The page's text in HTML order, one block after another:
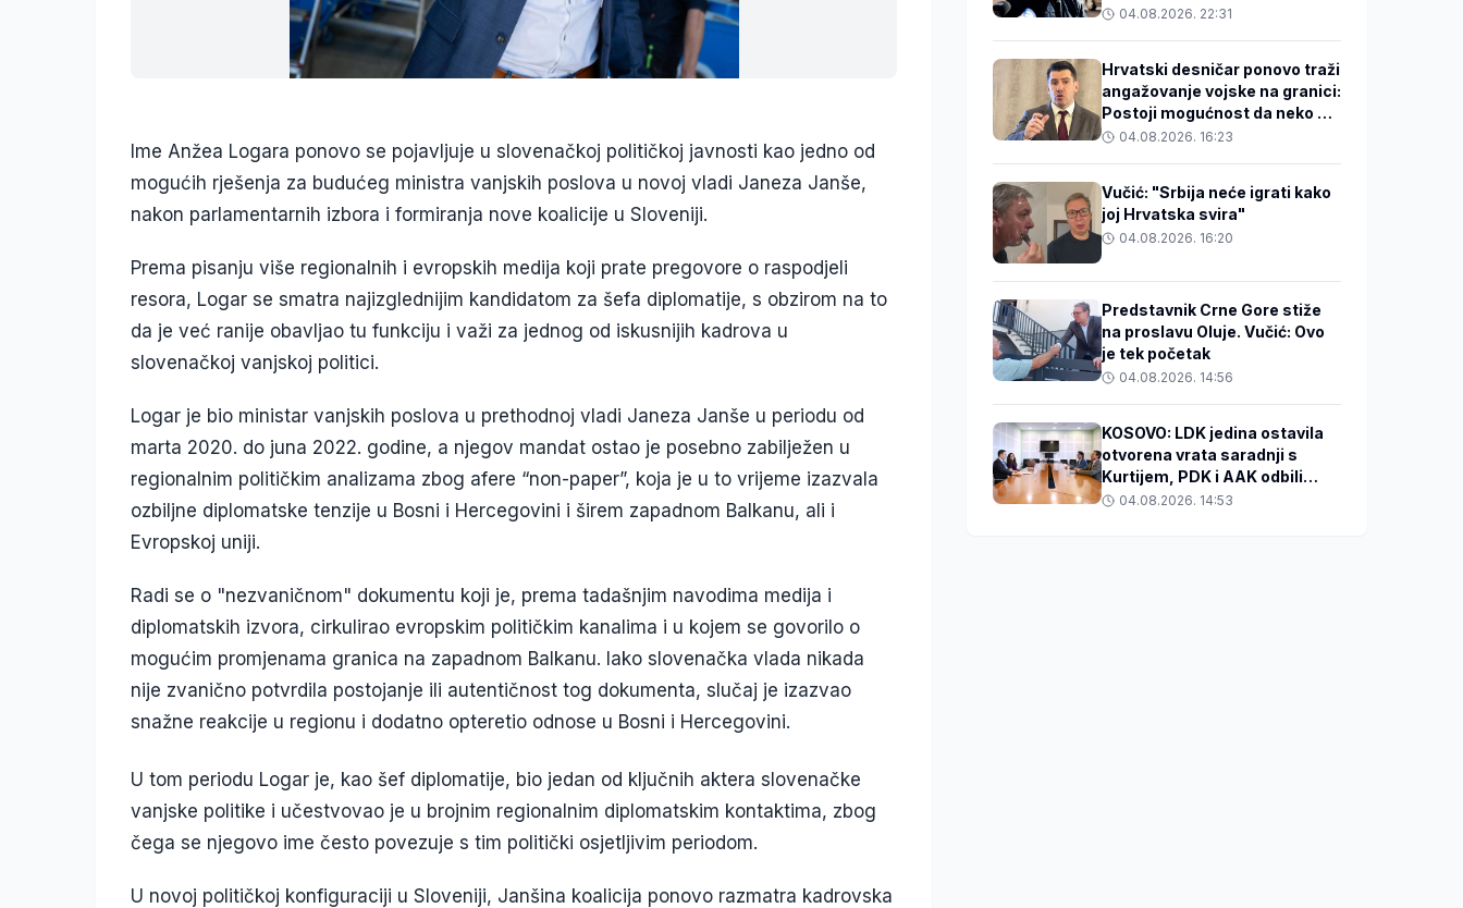
Ime Anžea Logara ponovo se pojavljuje u slovenačkoj političkoj javnosti kao jedno od
mogućih rješenja za budućeg ministra vanjskih poslova u novoj vladi Janeza Janše,
nakon parlamentarnih izbora i formiranja nove koalicije u Sloveniji.
Prema pisanju više regionalnih i evropskih medija koji prate pregovore o raspodjeli
resora, Logar se smatra najizglednijim kandidatom za šefa diplomatije, s obzirom na to
da je već ranije obavljao tu funkciju i važi za jednog od iskusnijih kadrova u
slovenačkoj vanjskoj politici.
Logar je bio ministar vanjskih poslova u prethodnoj vladi Janeza Janše u periodu od
marta 2020. do juna 2022. godine, a njegov mandat ostao je posebno zabilježen u
regionalnim političkim analizama zbog afere “non-paper”, koja je u to vrijeme izazvala
ozbiljne diplomatske tenzije u Bosni i Hercegovini i širem zapadnom Balkanu, ali i
Evropskoj uniji.
Radi se o "nezvaničnom" dokumentu koji je, prema tadašnjim navodima medija i
diplomatskih izvora, cirkulirao evropskim političkim kanalima i u kojem se govorilo o
mogućim promjenama granica na zapadnom Balkanu. Iako slovenačka vlada nikada
nije zvanično potvrdila postojanje ili autentičnost tog dokumenta, slučaj je izazvao
snažne reakcije u regionu i dodatno opteretio odnose u Bosni i Hercegovini.
U tom periodu Logar je, kao šef diplomatije, bio jedan od ključnih aktera slovenačke
vanjske politike i učestvovao je u brojnim regionalnim diplomatskim kontaktima, zbog
čega se njegovo ime često povezuje s tim politički osjetljivim periodom.
U novoj političkoj konfiguraciji u Sloveniji, Janšina koalicija ponovo razmatra kadrovska
04.08.2026. 22:31
Hrvatski desničar ponovo traži
angažovanje vojske na granici:
Postoji mogućnost da neko u
BiH zakuha stvari
04.08.2026. 16:23
Vučić: "Srbija neće igrati kako
joj Hrvatska svira"
04.08.2026. 16:20
Predstavnik Crne Gore stiže
na proslavu Oluje. Vučić: Ovo
je tek početak
04.08.2026. 14:56
KOSOVO: LDK jedina ostavila
otvorena vrata saradnji s
Kurtijem, PDK i AAK odbili
razgovore
04.08.2026. 14:53